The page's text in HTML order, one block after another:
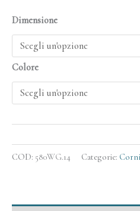
Dimensione
Colore
COD: 580WG.14 Categorie: